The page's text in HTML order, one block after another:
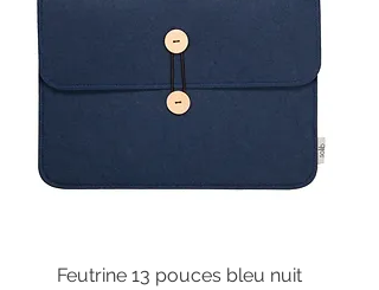
Feutrine 13 pouces bleu nuit